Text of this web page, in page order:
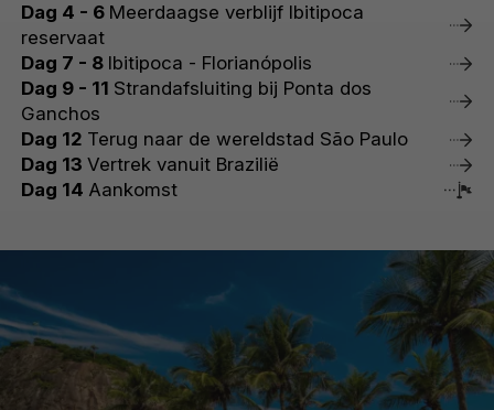
Dag 4 - 6 Meerdaagse verblijf Ibitipoca
reservaat
Dag 7 - 8 Ibitipoca - Florianópolis
Dag 9 - 11 Strandafsluiting bij Ponta dos
Ganchos
Dag 12 Terug naar de wereldstad São Paulo
Dag 13 Vertrek vanuit Brazilië
Dag 14 Aankomst